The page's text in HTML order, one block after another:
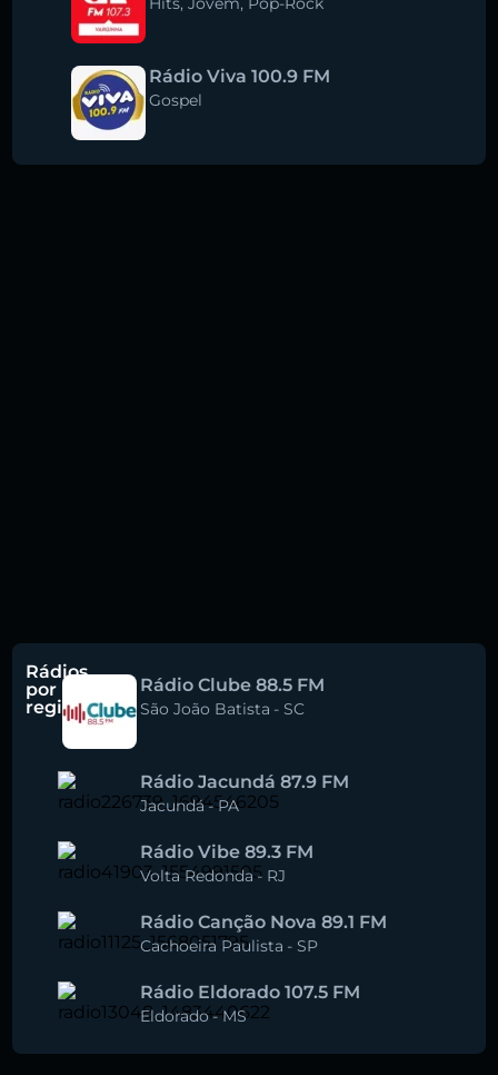
Rádio Viva 100.9 FM
Gospel
Rádios
por
região
Rádio Clube 88.5 FM
São João Batista - SC
Rádio Jacundá 87.9 FM
Jacundá-PA
Rádio Vibe 89.3 FM
Volta Redonda- RJ
Rádio Canção Nova 89.1 FM
Cachoeira Paulista - SP
Rádio Eldorado 107.5 FM
Eldorado-MS